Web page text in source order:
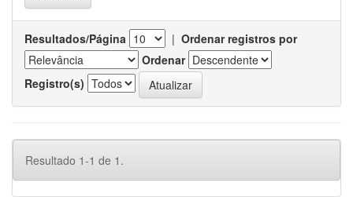
Resultados/Página | Ordenar registros por
Ordenar
Registro(s)
Resultado 1-1 de 1.